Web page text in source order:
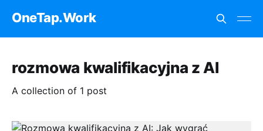
OneTap.Work
rozmowa kwalifikacyjna z AI
A collection of 1 post